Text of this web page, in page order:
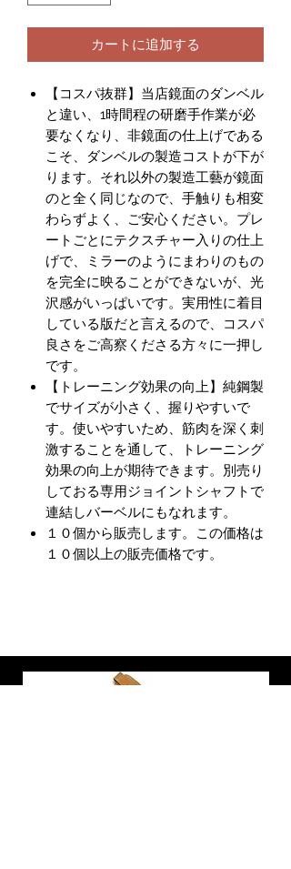
カートに追加する
【コスパ抜群】当店鏡面のダンベル
と違い、1時間程の研磨手作業が必
要なくなり、非鏡面の仕上げである
こそ、ダンベルの製造コストが下が
ります。それ以外の製造工藝が鏡面
のと全く同じなので、手触りも相変
わらずよく、ご安心ください。プレ
ートごとにテクスチャー入りの仕上
げで、ミラーのようにまわりのもの
を完全に映ることができないが、光
沢感がいっぱいです。実用性に着目
している版だと言えるので、コスパ
良さをご高察くださる方々に一押し
です。
【トレーニング効果の向上】純鋼製
でサイズが小さく、握りやすいで
す。使いやすいため、筋肉を深く刺
激することを通して、トレーニング
効果の向上が期待できます。別売り
しておる専用ジョイントシャフトで
連結しバーベルにもなれます。
１０個から販売します。この価格は
１０個以上の販売価格です。